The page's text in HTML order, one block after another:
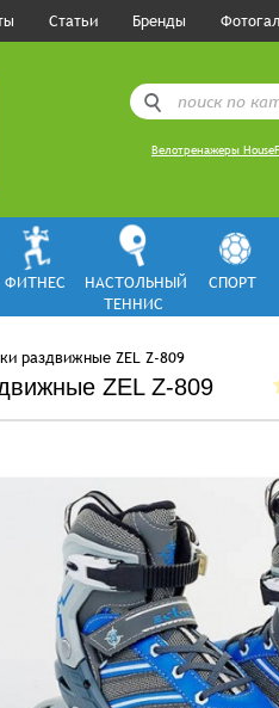
Статьи Бренды
Велотренажеры
ФИТНЕС
НАСТОЛЬНЫЙ
ТЕННИС
СПОРТ
раздвижные ZEL Z-809
ZEL Z-809